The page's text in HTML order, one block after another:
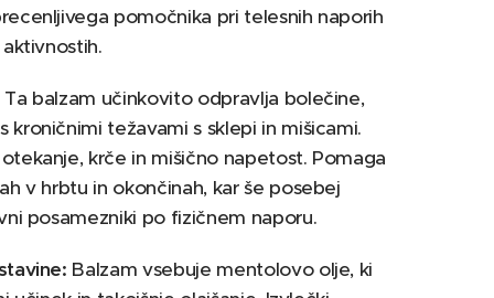
pomočnika pri telesnih naporih
Ta balzam učinkovito odpravlja bolečine,
kroničnimi težavami s sklepi in mišicami.
krče in mišično napetost. Pomaga
v hrbtu in okončinah, kar še posebej
posamezniki po fizičnem naporu.
Balzam vsebuje mentolovo olje, ki